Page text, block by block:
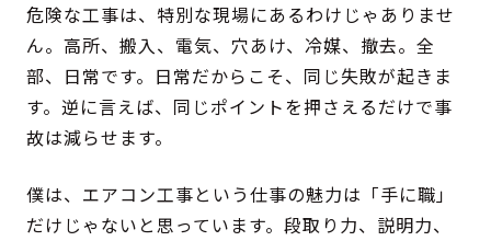
危険な工事は、特別な現場にあるわけじゃありませ
ん。高所、搬入、電気、穴あけ、冷媒、撤去。全
部、日常です。日常だからこそ、同じ失敗が起きま
す。逆に言えば、同じポイントを押さえるだけで事
故は減らせます。
僕は、エアコン工事という仕事の魅力は「手に職」
だけじゃないと思っています。段取り力、説明力、